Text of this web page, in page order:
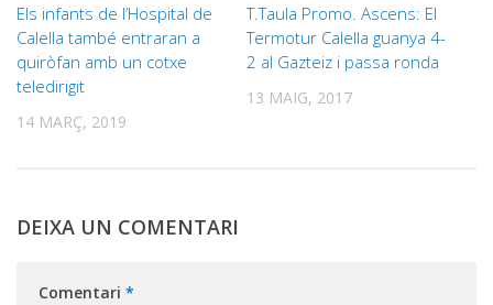
Els infants de l’Hospital de
Calella també entraran a
quiròfan amb un cotxe
teledirigit
14 MARÇ, 2019
T.Taula Promo. Ascens: ‪El
Termotur Calella guanya 4-
2 al Gazteiz i passa ronda ‬
13 MAIG, 2017
DEIXA UN COMENTARI
Comentari *